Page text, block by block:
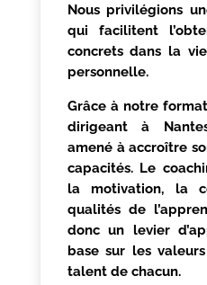
Nous privilégions
qui facilitent
concrets dans la
personnelle.
Grâce à notre
dirigeant à
amené à accroître
capacités. Le
la motivation, la
qualités de
donc un levier
base sur les
talent de chacun.